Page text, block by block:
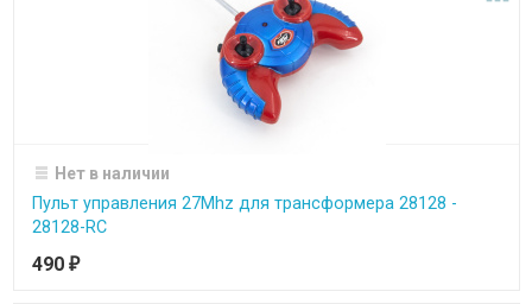
Нет в наличии
Пульт управления 27Mhz для трансформера 28128 -
28128-RC
490 ₽